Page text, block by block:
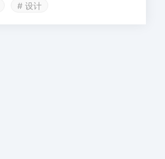
# 设计